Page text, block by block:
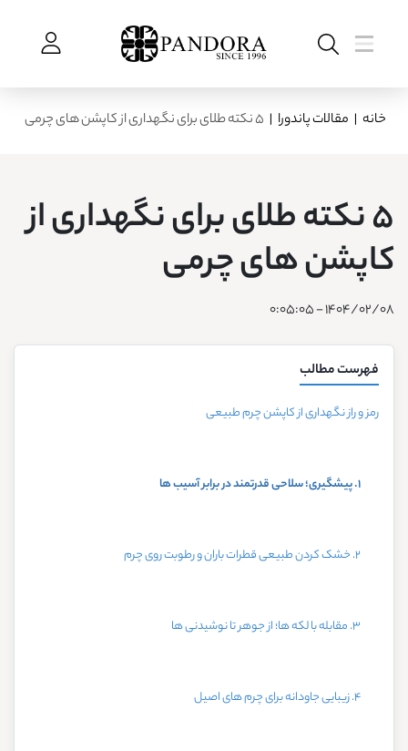
خانه | مقالات پاندورا | 5 نکته طلای برای نگهداری از کاپشن‌ های چرمی
5 نکته طلای برای نگهداری از
کاپشن‌ های چرمی
1404/02/08 - 0:05:05
فهرست مطالب
رمز و راز نگهداری از کاپشن چرم طبیعی
۱. پیشگیری؛ سلاحی قدرتمند در برابر آسیب ‌ها
۲. خشک‌ کردن طبیعی قطرات باران و رطوبت روی چرم
۳. مقابله با لکه‌ ها؛ از جوهر تا نوشیدنی‌ ها
۴. زیبایی جاودانه برای چرم‌ های اصیل